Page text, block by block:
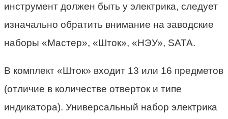
инструмент должен быть у электрика, следует
изначально обратить внимание на заводские
наборы «Мастер», «Шток», «НЭУ», SATA.
В комплект «Шток» входит 13 или 16 предметов
(отличие в количестве отверток и типе
индикатора). Универсальный набор электрика